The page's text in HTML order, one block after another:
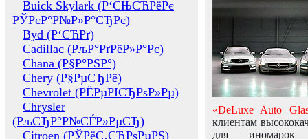
Buick Skylark (Р‘СЊСЋРёРє
РЎРєР°Р№Р»Р°СЂРє)
Byd (Р‘СЋРґ)
Cadillac (РљР°РґРёР»Р°Рє)
Chana (Р§Р°РЅР°)
Chery (Р§РµСЂРё)
Chevrolet (РЁРµРІСЂРѕР»Рµ)
Chrysler
(РљСЂР°Р№СЃР»РµСЂ)
Citroen (РЎРёС‚СЂРѕРµРЅ)
«DeLuxe Auto
клиентам
для иномарок